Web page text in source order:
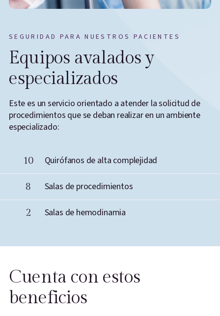
SEGURIDAD PARA NUESTROS PACIENTES
Equipos avalados y
especializados
Este es un servicio orientado a atender la solicitud de
procedimientos que se deban realizar en un ambiente
especializado:
10 Quirófanos de alta complejidad
8 Salas de procedimientos
2 Salas de hemodinamia
Cuenta con estos
beneficios